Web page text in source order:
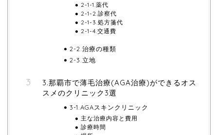
2-1-1.薬代
2-1-2.診察代
2-1-3.処方箋代
2-1-4.交通費
2-2.治療の種類
2-3.立地
3.那覇市で薄毛治療(AGA治療)ができるオス
スメのクリニック3選
3-1.AGAスキンクリニック
主な治療内容と費用
診療時間